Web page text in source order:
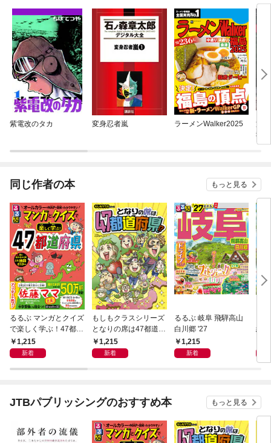
紫電改のタカ 変身忍者嵐 ラーメンWalker2025
旅
寝
瀬
同じ作者の本 もっと見る
るるぶ マンガとクイズ
で楽しく学ぶ！47都道
府県1,215
新着
もしもクラスシリーズ
となりの席は47都道府
県!?1,215
新着
るるぶ 岐阜 飛騨高山
白川郷 '27
1,215
新着
縄
JTBパブリッシングのおすすめ本 もっと見る